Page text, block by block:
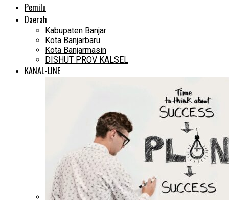
Pemilu
Daerah
Kabupaten Banjar
Kota Banjarbaru
Kota Banjarmasin
DISHUT PROV KALSEL
KANAL-LINE